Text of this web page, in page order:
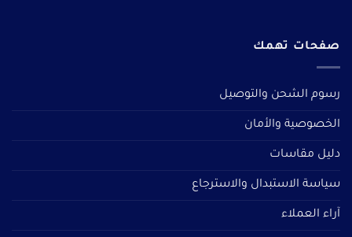
صفحات تهمك
رسوم الشحن والتوصيل
الخصوصية والأمان
دليل مقاسات
سياسة الاستبدال والاسترجاع
آراء العملاء